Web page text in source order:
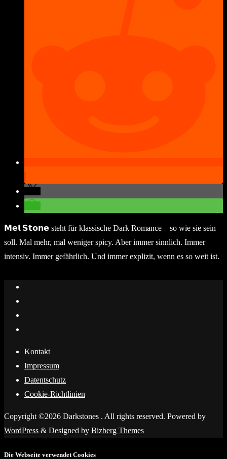
𝗠𝗲𝗹 𝗦𝘁𝗼𝗻𝗲 steht für klassische Dark Romance – so wie sie sein
soll. Mal mehr, mal weniger spicy. Aber immer sinnlich. Immer
intensiv. Immer gefährlich. Und immer explizit, wenn es so weit ist.
Kontakt
Impressum
Datentschutz
Cookie-Richtlinien
Copyright ©2026 Darkstones . All rights reserved. Powered by
WordPress & Designed by Bizberg Themes
Die Webseite verwendet Cookies